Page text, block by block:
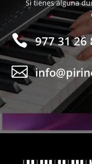
Si tienes alguna
 977 31 26
